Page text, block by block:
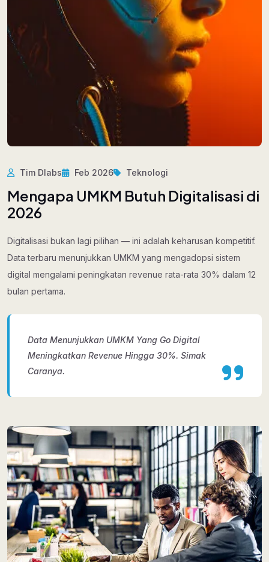
Tim Dlabs Feb 2026 Teknologi
Mengapa UMKM Butuh Digitalisasi di
2026
Digitalisasi bukan lagi pilihan — ini adalah keharusan kompetitif.
Data terbaru menunjukkan UMKM yang mengadopsi sistem
digital mengalami peningkatan revenue rata-rata 30% dalam 12
bulan pertama.
Data Menunjukkan UMKM Yang Go Digital
Meningkatkan Revenue Hingga 30%. Simak
Caranya.